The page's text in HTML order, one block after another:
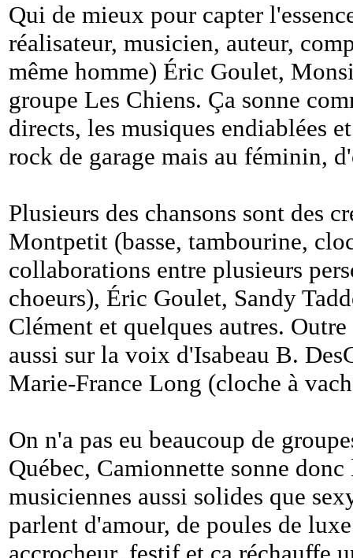
Qui de mieux pour capter
réalisateur, musicien, auteur,
même homme) Éric Goulet,
groupe Les Chiens. Ça sonne
directs, les musiques endiablées
rock de garage mais au féminin,
Plusieurs des chansons sont des
Montpetit (basse, tambourine,
collaborations entre plusieurs
choeurs), Éric Goulet, Sandy
Clément et quelques autres.
aussi sur la voix d'Isabeau B.
Marie-France Long (cloche à
On n'a pas eu beaucoup de
Québec, Camionnette sonne
musiciennes aussi solides que
parlent d'amour, de poules de